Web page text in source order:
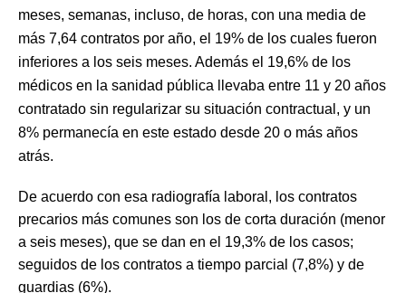
meses, semanas, incluso, de horas, con una media de
más 7,64 contratos por año, el 19% de los cuales fueron
inferiores a los seis meses. Además el 19,6% de los
médicos en la sanidad pública llevaba entre 11 y 20 años
contratado sin regularizar su situación contractual, y un
8% permanecía en este estado desde 20 o más años
atrás.
De acuerdo con esa radiografía laboral, los contratos
precarios más comunes son los de corta duración (menor
a seis meses), que se dan en el 19,3% de los casos;
seguidos de los contratos a tiempo parcial (7,8%) y de
guardias (6%).